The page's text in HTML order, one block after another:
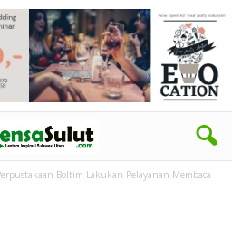
Boltim Lakukan Pelayanan Membaca